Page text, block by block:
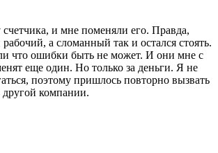
счетчика, и мне поменяли его. Правда,
а сломанный так и остался стоять.
что ошибки быть не может. И они мне с
еще один. Но только за деньги. Я не
поэтому пришлось повторно вызвать
другой компании.